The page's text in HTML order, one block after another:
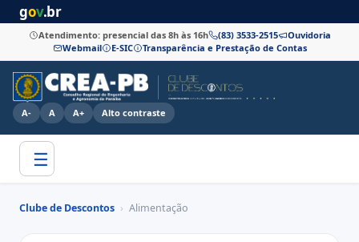
gov.br
Atendimento: presencial das 8h às 16h (83) 3533-2515
Ouvidoria
Webmail
E-SIC Transparência e Prestação de Contas
A- A A+ Alto contraste
☰
Clube de Descontos › Alimentação